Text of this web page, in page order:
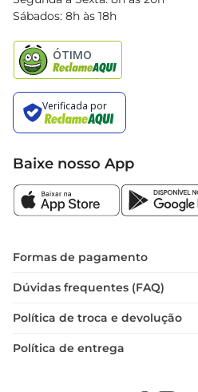
Black Friday
Sábados: 8h às 18h
Baixe nosso App
Formas de pagamento
Dúvidas frequentes (FAQ)
Política de troca e devolução
Política de entrega